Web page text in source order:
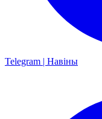
Telegram | Навіны